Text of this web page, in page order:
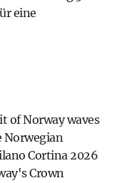
eine
of Norway waves
Norwegian
Cortina 2026
Crown